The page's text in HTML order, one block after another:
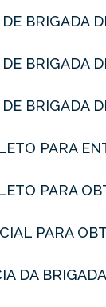
DE BRIGADA
DE BRIGADA
DE BRIGADA
PARA
PARA
PARA
DA